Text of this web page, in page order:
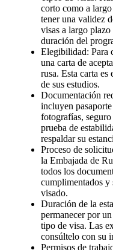
corto como a
tener una validez
visas a largo
duración del
Elegibilidad: Para
una carta de
rusa. Esta carta es
de sus estudios.
Documentación
incluyen
fotografías,
prueba de
respaldar su
Proceso de
la Embajada de
todos los
cumplimentados y
visado.
Duración de la
permanecer por
tipo de visa. Las
consúltelo con su
Permisos de